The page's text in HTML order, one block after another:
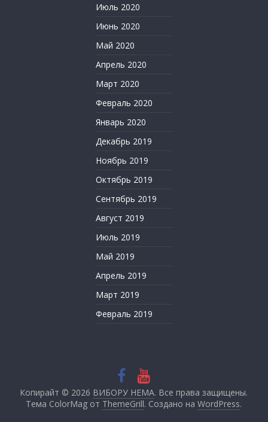
Июль 2020
Июнь 2020
Май 2020
Апрель 2020
Март 2020
Февраль 2020
Январь 2020
Декабрь 2019
Ноябрь 2019
Октябрь 2019
Сентябрь 2019
Август 2019
Июль 2019
Май 2019
Апрель 2019
Март 2019
Февраль 2019
Копирайт © 2026 ВИБОРУ НЕМА. Все права защищены.
Тема ColorMag от ThemeGrill. Создано наWordPress.